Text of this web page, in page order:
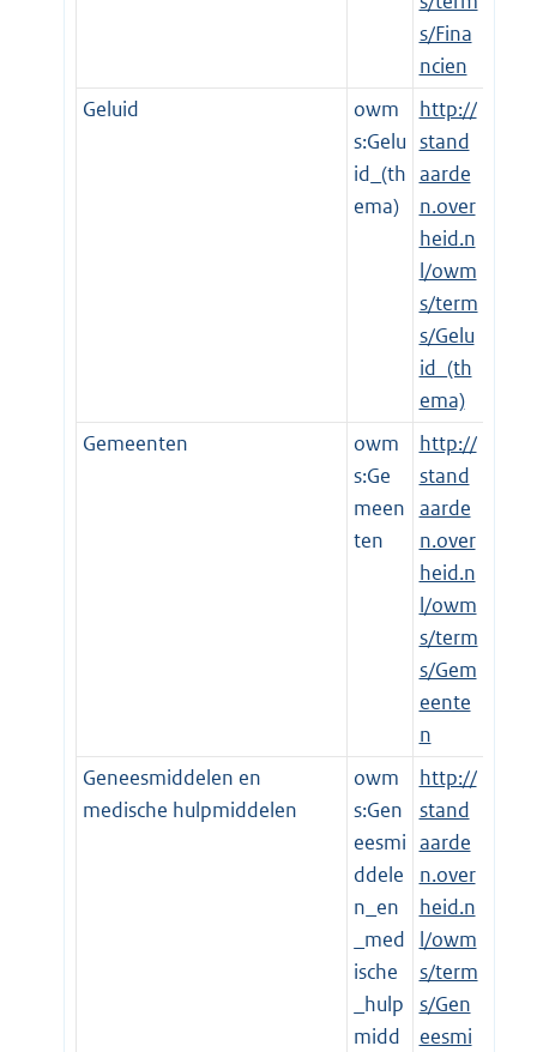
s/Fina
ncien
Geluid
owm
s:Gelu
id_(th
ema)
http://
stand
aarde
n.over
heid.n
l/owm
s/term
s/Gelu
id_(th
ema)
Gemeenten
owm
s:Ge
meen
ten
http://
stand
aarde
n.over
heid.n
l/owm
s/term
s/Gem
eente
n
Geneesmiddelen en
medische hulpmiddelen
owm
s:Gen
eesmi
ddele
n_en
_med
ische
_hulp
midd
http://
stand
aarde
n.over
heid.n
l/owm
s/term
s/Gen
eesmi